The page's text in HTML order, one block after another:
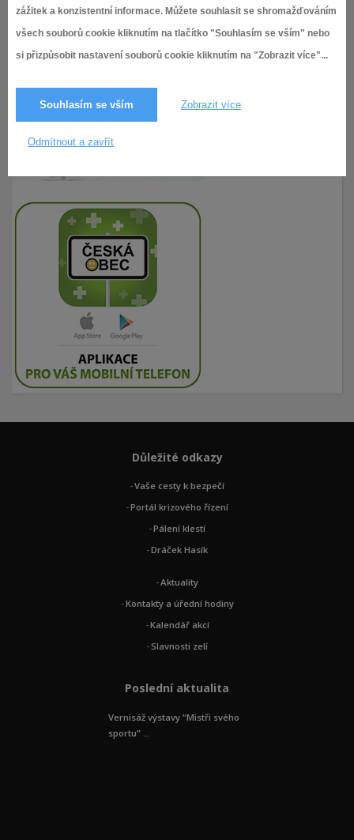
zážitek a konzistentní informace. Můžete souhlasit se shromažďováním
všech souborů cookie kliknutím na tlačítko "Souhlasím se vším" nebo
si přizpůsobit nastavení souborů cookie kliknutím na "Zobrazit více"...
Souhlasím se vším Zobrazit více
Odmítnout a zavřít
Důležité odkazy
Vaše cesty k bezpečí
Portál krizového řízení
Pálení klestí
Dráček Hasík
Aktuality
Kontakty a úřední hodiny
Kalendář akcí
Slavnosti zelí
Poslední aktualita
Vernisáž výstavy “Mistři svého
sportu” ...